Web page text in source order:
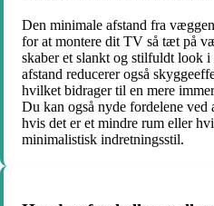
Den minimale afstand fra
for at montere dit TV så tæt på
skaber et slankt og stilfuldt look
afstand reducerer også
hvilket bidrager til en mere
Du kan også nyde fordelene ved
hvis det er et mindre rum eller
minimalistisk indretningsstil.